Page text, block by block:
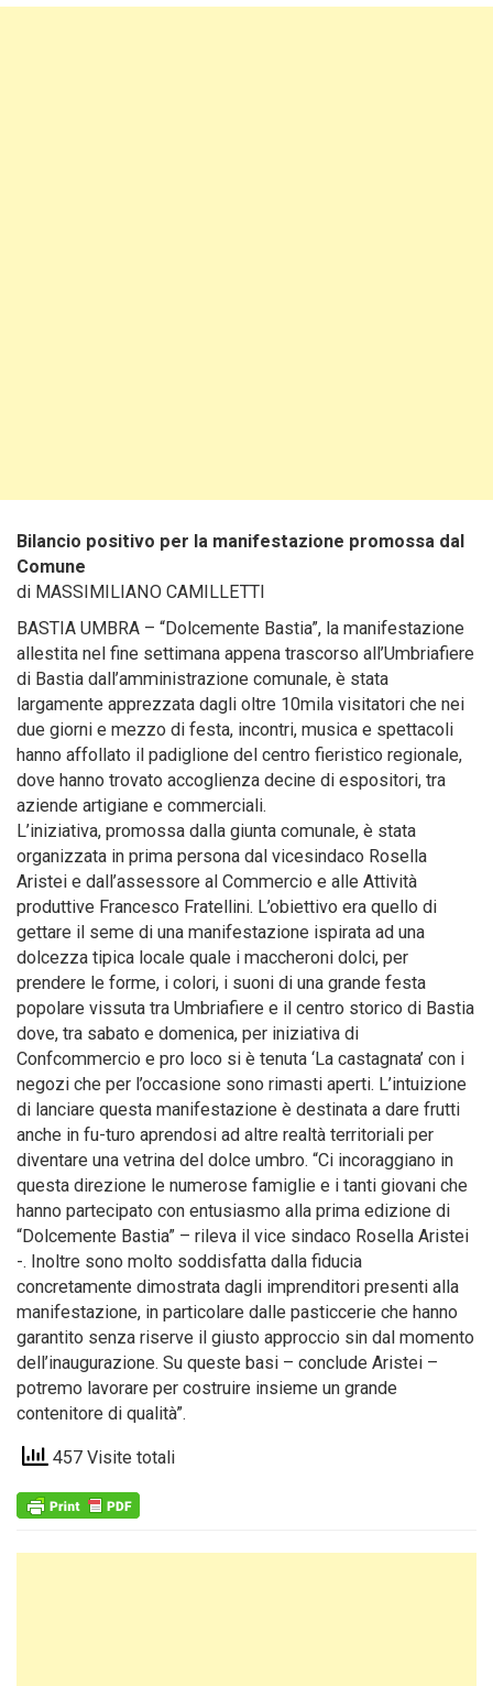
Bilancio positivo per la manifestazione promossa dal
Comune
di MASSIMILIANO CAMILLETTI
BASTIA UMBRA – “Dolcemente Bastia”, la manifestazione
allestita nel fine settimana appena trascorso all’Umbriafiere
di Bastia dall’amministrazione comunale, è stata
largamente apprezzata dagli oltre 10mila visitatori che nei
due giorni e mezzo di festa, incontri, musica e spettacoli
hanno affollato il padiglione del centro fieristico regionale,
dove hanno trovato accoglienza decine di espositori, tra
aziende artigiane e commerciali.
L’iniziativa, promossa dalla giunta comunale, è stata
organizzata in prima persona dal vicesindaco Rosella
Aristei e dall’assessore al Commercio e alle Attività
produttive Francesco Fratellini. L’obiettivo era quello di
gettare il seme di una manifestazione ispirata ad una
dolcezza tipica locale quale i maccheroni dolci, per
prendere le forme, i colori, i suoni di una grande festa
popolare vissuta tra Umbriafiere e il centro storico di Bastia
dove, tra sabato e domenica, per iniziativa di
Confcommercio e pro loco si è tenuta ‘La castagnata’ con i
negozi che per l’occasione sono rimasti aperti. L’intuizione
di lanciare questa manifestazione è destinata a dare frutti
anche in fu-turo aprendosi ad altre realtà territoriali per
diventare una vetrina del dolce umbro. “Ci incoraggiano in
questa direzione le numerose famiglie e i tanti giovani che
hanno partecipato con entusiasmo alla prima edizione di
“Dolcemente Bastia” – rileva il vice sindaco Rosella Aristei
-. Inoltre sono molto soddisfatta dalla fiducia
concretamente dimostrata dagli imprenditori presenti alla
manifestazione, in particolare dalle pasticcerie che hanno
garantito senza riserve il giusto approccio sin dal momento
dell’inaugurazione. Su queste basi – conclude Aristei –
potremo lavorare per costruire insieme un grande
contenitore di qualità”.
457 Visite totali